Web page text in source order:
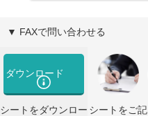
▼ FAXで問い合わせる
ダウンロード
シートをダウンロー シートをご記